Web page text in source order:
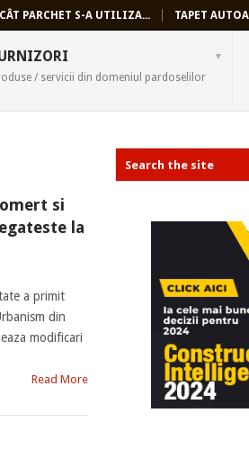
CÂT PARCHET S-A UTILIZA... TAPET
/ servicii din domeniul pardoselilor
si
la
a primit
din
modificari
Read More